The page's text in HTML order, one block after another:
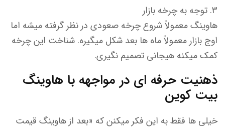
توجه به چرخه بازار
هاوینگ معمولاً شروع چرخه صعودی در نظر گرفته میشه اما
اوج بازار معمولاً ماه ها بعد شکل میگیره. شناخت این چرخه
کمک میکنه هیجانی تصمیم نگیری.
ذهنیت حرفه ای در مواجهه با هاوینگ
بیت کوین
خیلی ها فقط به این فکر میکنن که «بعد از هاوینگ قیمت